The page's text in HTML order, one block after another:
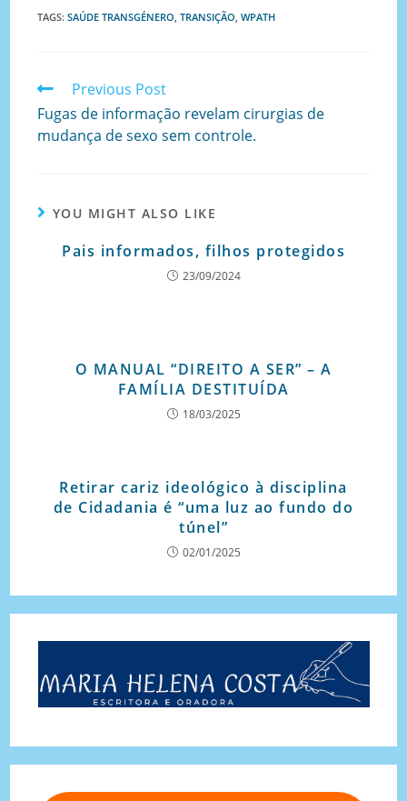
TAGS:SAÚDE TRANSGÉNERO TRANSIÇÃO WPATH
Previous Post
Fugas de informação revelam cirurgias de
mudança de sexo sem controle.
YOU MIGHT ALSO LIKE
Pais informados, filhos protegidos
23/09/2024
O MANUAL “DIREITO A SER” – A
FAMÍLIA DESTITUÍDA
18/03/2025
Retirar cariz ideológico à disciplina
de Cidadania é “uma luz ao fundo do
túnel”
02/01/2025